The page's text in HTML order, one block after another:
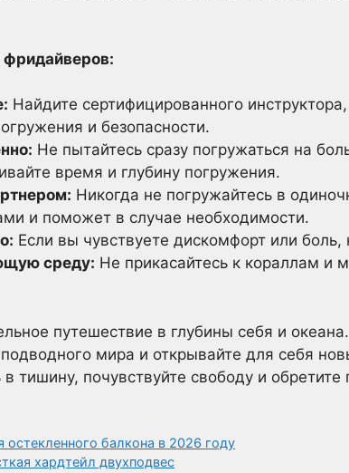
Найдите сертифицированного
и безопасности.
Не пытайтесь сразу погружаться на
время и глубину погружения.
Никогда не погружайтесь в
и поможет в случае необходимости.
Если вы чувствуете дискомфорт или
среду: Не прикасайтесь к кораллам и
путешествие в глубины себя и
мира и открывайте для себя
в тишину, почувствуйте свободу и
балкона в 2026 году
хардтейл двухподвес